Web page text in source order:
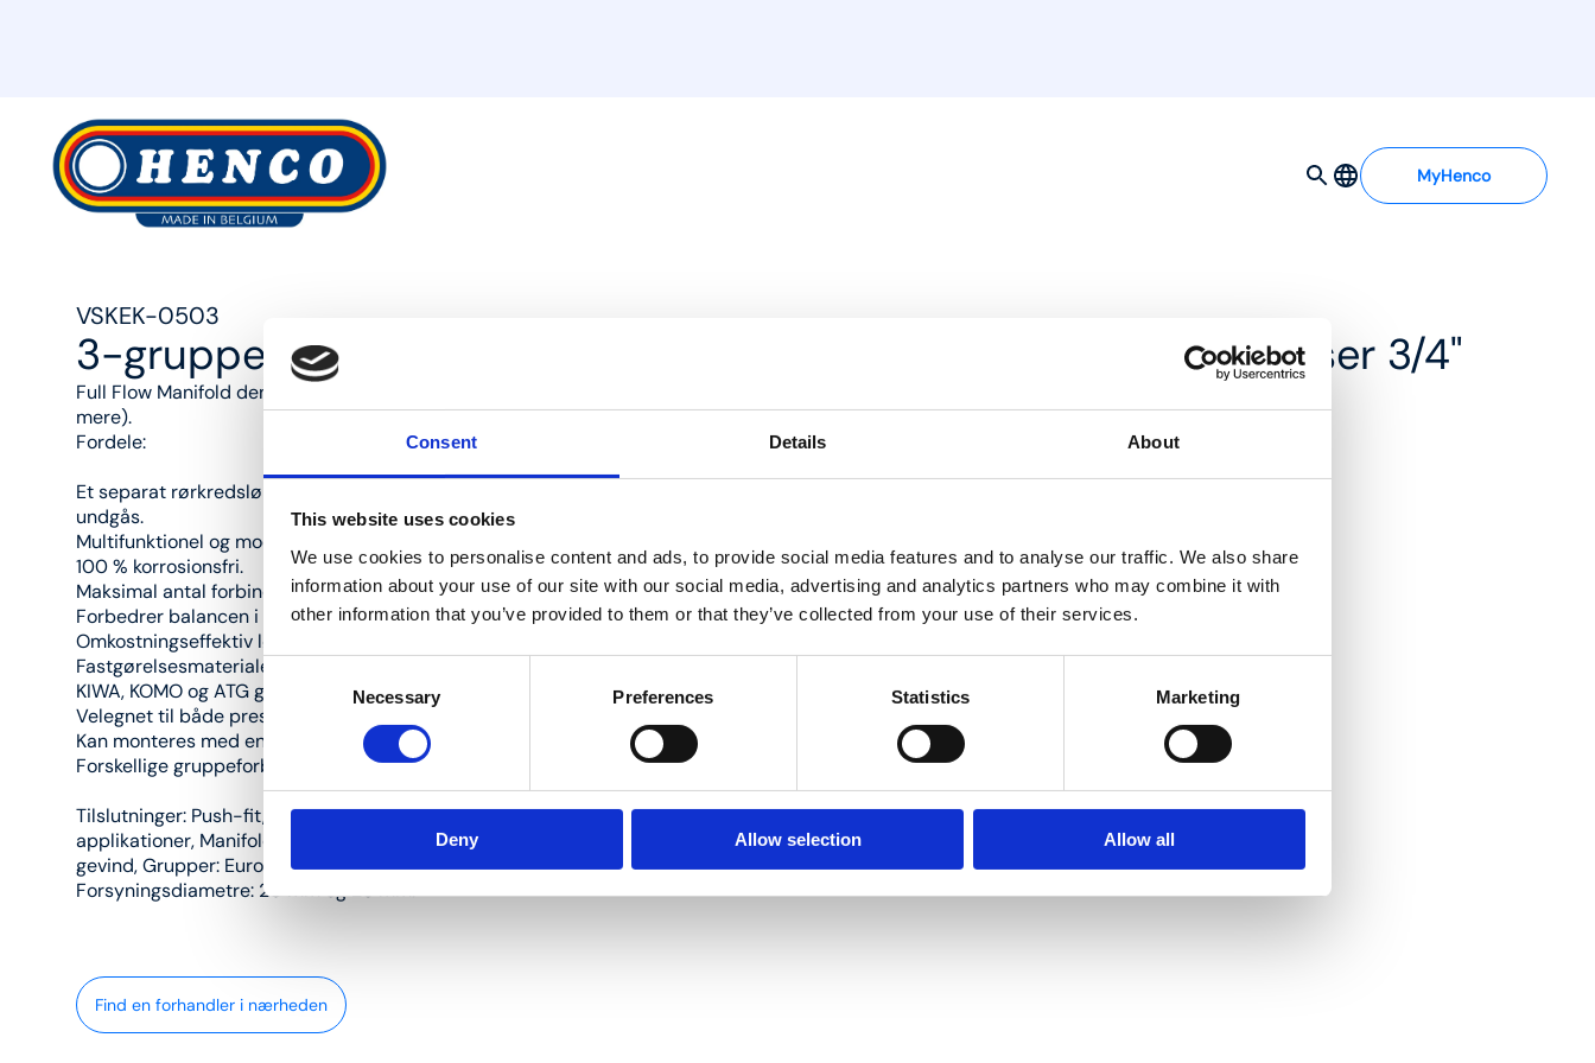
Consent Details About
This website uses cookies
We use cookies to personalise content and ads, to provide social media features and to analyse our traffic. We also share
information about your use of our site with our social media, advertising and analytics partners who may combine it with
other information that you’ve provided to them or that they’ve collected from your use of their services.
Consent
Selection
Necessary Preferences Statistics Marketing
Deny Allow selection Allow all
MyHenco
VSKEK-0503
3-gruppe forlænger eller krop til manifold, 3 eurokegleforbindelser 3/4"
Full Flow Manifold den universelle syntetiske fordeler med 2 til 12 udgange (og
mere).
Fordele:
Et separat rørkredsløb for hvert tappunkt; forbindelser i gulvet kan dermed
undgås.
Multifunktionel og modulopbygget.
100 % korrosionsfri.
Maksimal antal forbindelser i meget kort byggelængde.
Forbedrer balancen i et system.
Omkostningseffektiv løsning.
Fastgørelsesmaterialer til rådighed.
KIWA, KOMO og ATG godkendt.
Velegnet til både presse- og push-fit applikationer.
Kan monteres med en 3/8” luftventil (matchende artikel 18EK-0503).
Forskellige gruppeforbindelser i ¾” eurocone muligt.
Tilslutninger: Push-fit, Press PVDF, Press messing, Kugleventil til C/H
applikationer, Manifold: Henco dimensioner indvendigt gevind x udvendigt
gevind, Grupper: Eurocone ¾”.
Forsyningsdiametre: 20 mm og 26 mm.
Find en forhandler i nærheden